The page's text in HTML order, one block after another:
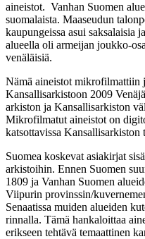
aineistot. Vanhan Suomen
suomalaista. Maaseudun
kaupungeissa asui saksalaisia
alueella oli armeijan joukko-
venäläisiä.
Nämä aineistot mikrofilmattiin
Kansallisarkistoon 2009
arkiston ja Kansallisarkiston
Mikrofilmatut aineistot on
katsottavissa
Suomea koskevat asiakirjat
arkistoihin. Ennen Suomen
1809 ja Vanhan Suomen
Viipurin provinssin/
Senaatissa muiden alueiden
rinnalla. Tämä hankaloittaa
erikseen tehtävä temaattinen